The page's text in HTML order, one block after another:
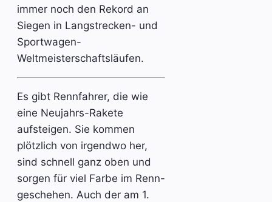
immer noch den Rekord an
Siegen in Langstrecken- und
Sportwagen-
Weltmeisterschaftsläufen.
Es gibt Rennfahrer, die wie
eine Neujahrs-Rakete
aufsteigen. Sie kommen
plötzlich von irgendwo her,
sind schnell ganz oben und
sorgen für viel Farbe im Renn-
geschehen. Auch der am 1.